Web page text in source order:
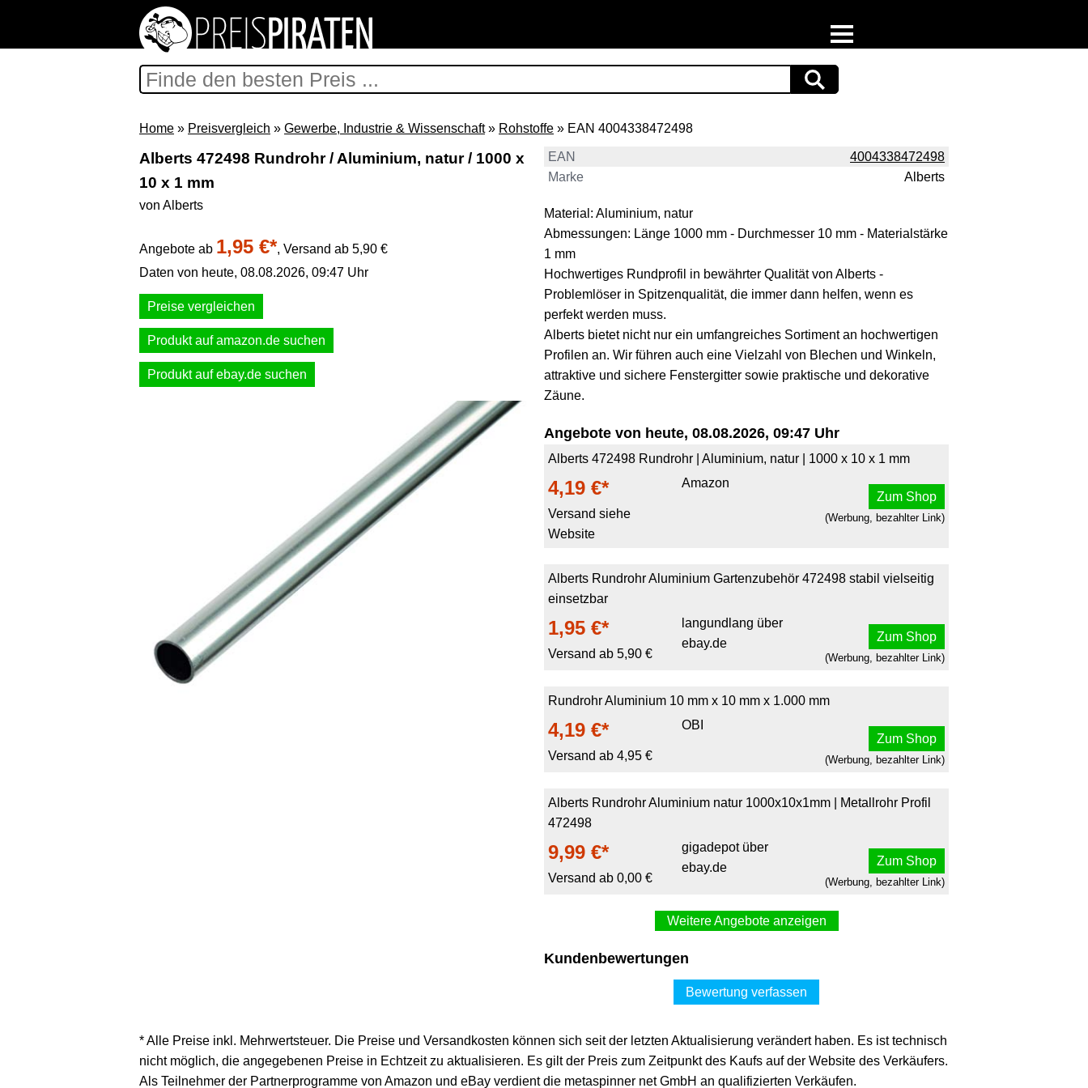
Support & Newsletter
Impressum
Home » Preisvergleich » Gewerbe, Industrie & Wissenschaft» Rohstoffe » EAN 4004338472498
Alberts 472498 Rundrohr / Aluminium, natur / 1000 x
10 x 1 mm
von Alberts
Angebote ab 1,95 €*, Versand ab 5,90 €
Daten von heute, 08.08.2026, 09:47 Uhr
Preise vergleichen
Produkt auf amazon.de suchen
Produkt auf ebay.de suchen
EAN
4004338472498
Marke
Alberts
Material: Aluminium, natur
Abmessungen: Länge 1000 mm - Durchmesser 10 mm - Materialstärke
1 mm
Hochwertiges Rundprofil in bewährter Qualität von Alberts -
Problemlöser in Spitzenqualität, die immer dann helfen, wenn es
perfekt werden muss.
Alberts bietet nicht nur ein umfangreiches Sortiment an hochwertigen
Profilen an. Wir führen auch eine Vielzahl von Blechen und Winkeln,
attraktive und sichere Fenstergitter sowie praktische und dekorative
Zäune.
Angebote von heute, 08.08.2026, 09:47 Uhr
Alberts 472498 Rundrohr | Aluminium, natur | 1000 x 10 x 1 mm
4,19 €*
Versand siehe
Website
Amazon
Zum Shop
(Werbung, bezahlter Link)
Alberts Rundrohr Aluminium Gartenzubehör 472498 stabil vielseitig
einsetzbar
1,95 €*
Versand ab 5,90 €
langundlang über
ebay.de
Zum Shop
(Werbung, bezahlter Link)
Rundrohr Aluminium 10 mm x 10 mm x 1.000 mm
4,19 €*
Versand ab 4,95 €
OBI
Zum Shop
(Werbung, bezahlter Link)
Alberts Rundrohr Aluminium natur 1000x10x1mm | Metallrohr Profil
472498
9,99 €*
Versand ab 0,00 €
gigadepot über
ebay.de
Zum Shop
(Werbung, bezahlter Link)
Weitere Angebote anzeigen
Materialstärke 1 mm Ø 10 mm
farbenfux*de über
ALBERTS BA-Profil, rund, Alu natur, LxØxS 1000 x 10 x 1 mm
Kundenbewertungen
Bewertung verfassen
* Alle Preise inkl. Mehrwertsteuer. Die Preise und Versandkosten können sich seit der letzten Aktualisierung verändert haben. Es ist technisch
nicht möglich, die angegebenen Preise in Echtzeit zu aktualisieren. Es gilt der Preis zum Zeitpunkt des Kaufs auf der Website des Verkäufers.
Als Teilnehmer der Partnerprogramme von Amazon und eBay verdient die metaspinner net GmbH an qualifizierten Verkäufen.